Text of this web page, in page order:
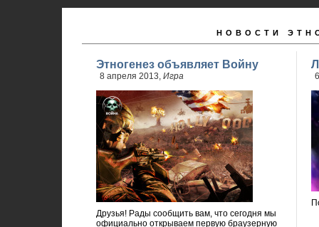
НОВОСТИ
Этногенез объявляет Войну
8 апреля 2013, Игра
Друзья! Рады сообщить вам, что сегодня мы
официально открываем первую браузерную